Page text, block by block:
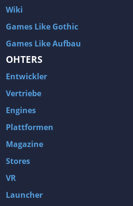
Wiki
Games Like Gothic
Games Like Aufbau
OHTERS
Entwickler
Vertriebe
Engines
Plattformen
Magazine
Stores
VR
Launcher